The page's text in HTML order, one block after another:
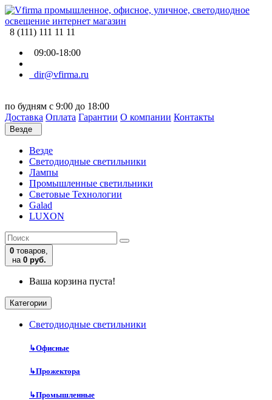
8 (111) 111 11 11
09:00-18:00
dir@vfirma.ru
по будням с 9:00 до 18:00
Доставка Оплата Гарантии О компании Контакты
Везде
Везде
Cветодиодные светильники
Лампы
Промышленные светильники
Световые Технологии
Galad
LUXON
0 товаров,
на 0 руб.
Ваша корзина пуста!
Категории
Cветодиодные светильники
↳Офисные
↳Прожектора
↳Промышленные